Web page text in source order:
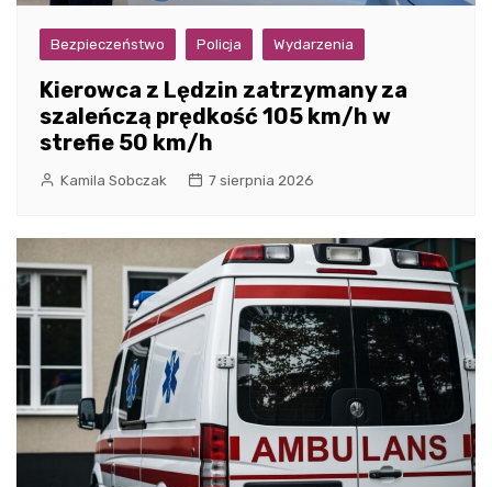
Bezpieczeństwo Policja Wydarzenia
Kierowca z Lędzin zatrzymany za
szaleńczą prędkość 105 km/h w
strefie 50 km/h
Kamila Sobczak 7 sierpnia 2026